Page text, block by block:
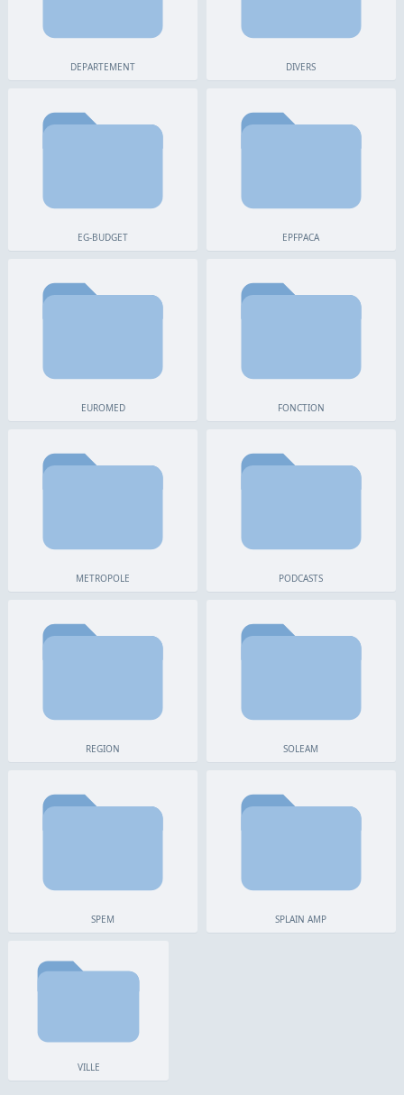
DEPARTEMENT DIVERS
EG-BUDGET EPFPACA
EUROMED FONCTION
METROPOLE PODCASTS
REGION SOLEAM
SPEM SPLAIN AMP
VILLE